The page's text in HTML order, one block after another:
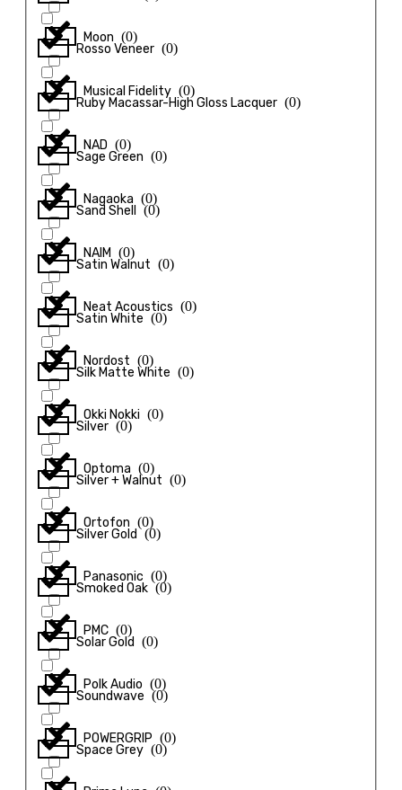
Moon (0)
Musical Fidelity (0)
NAD (0)
Nagaoka (0)
NAIM (0)
Neat Acoustics (0)
Nordost (0)
Okki Nokki (0)
Optoma (0)
Ortofon (0)
Panasonic (0)
PMC (0)
Polk Audio (0)
POWERGRIP (0)
Rosso Veneer (0)
Ruby Macassar-High Gloss Lacquer (0)
Sage Green (0)
Sand Shell (0)
Satin Walnut (0)
Satin White (0)
Silk Matte White (0)
Silver (0)
Silver + Walnut (0)
Silver Gold (0)
Smoked Oak (0)
Solar Gold (0)
Soundwave (0)
Space Grey (0)